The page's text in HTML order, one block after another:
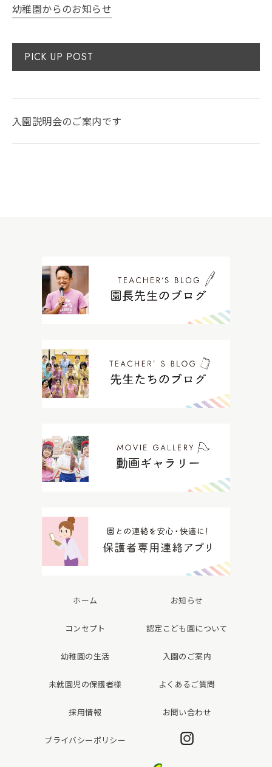
幼稚園からのお知らせ
PICK UP POST
入園説明会のご案内です
ホーム お知らせ
コンセプト 認定こども園について
幼稚園の生活 入園のご案内
未就園児の保護者様 よくあるご質問
採用情報 お問い合わせ
プライバシーポリシー